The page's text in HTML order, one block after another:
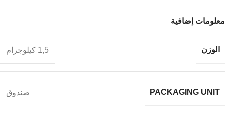
معلومات إضافية
الوزن 1,5 كيلوجرام
PACKAGING UNIT صندوق